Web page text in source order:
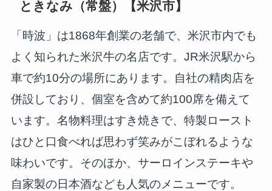
ときなみ（常盤）【米沢市】
「時波」は1868年創業の老舗で、米沢市内でも
よく知られた米沢牛の名店です。JR米沢駅から
車で約10分の場所にあります。自社の精肉店を
併設しており、個室を含めて約100席を備えて
います。名物料理はすき焼きで、特製ロースト
はひと口食べれば思わず笑みがこぼれるような
味わいです。そのほか、サーロインステーキや
自家製の日本酒なども人気のメニューです。